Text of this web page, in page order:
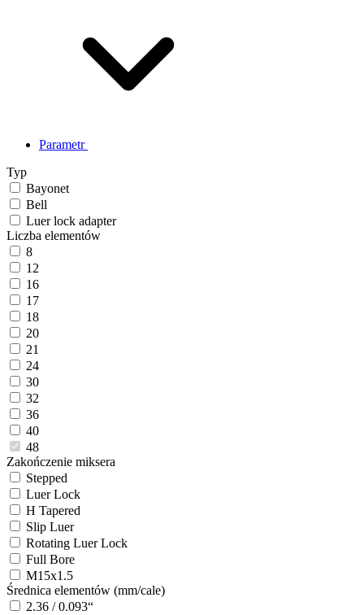
Parametr
Typ
Bayonet
Bell
Luer lock adapter
Liczba elementów
8
12
16
17
18
20
21
24
30
32
36
40
48
Zakończenie miksera
Stepped
Luer Lock
H Tapered
Slip Luer
Rotating Luer Lock
Full Bore
M15x1.5
Średnica elementów (mm/cale)
2.36 / 0.093“